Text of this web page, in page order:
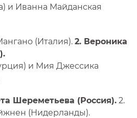
и Иванна Майданская
(Италия). 2. Вероника
и Мия Джессика
Шереметьева (Россия). 2.
(Нидерланды).